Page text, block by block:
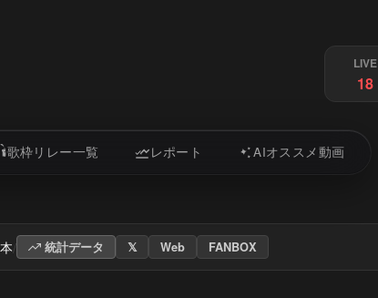
LIVE
18
歌枠リレー一覧 レポート AIオススメ動画
/ 統計データ 𝕏 Web FANBOX